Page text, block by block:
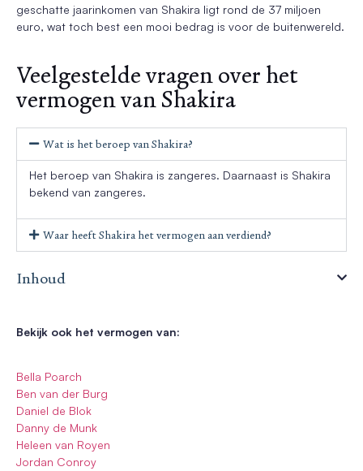
geschatte jaarinkomen van Shakira ligt rond de 37 miljoen
euro, wat toch best een mooi bedrag is voor de buitenwereld.
Veelgestelde vragen over het
vermogen van Shakira
Wat is het beroep van Shakira?
Het beroep van Shakira is zangeres. Daarnaast is Shakira
bekend van zangeres.
Waar heeft Shakira het vermogen aan verdiend?
Inhoud
Bekijk ook het vermogen van:
Bella Poarch
Ben van der Burg
Daniel de Blok
Danny de Munk
Heleen van Royen
Jordan Conroy